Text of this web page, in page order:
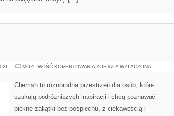
MOŻLIWOŚĆ KOMENTOWANIA ROSJA
ZOSTAŁA WYŁĄCZONA
Cherrish to różnorodna przestrzeń dla osób, które
szukają podróżniczych inspiracji i chcą poznawać
piękne zakątki bez pośpiechu, z ciekawością i